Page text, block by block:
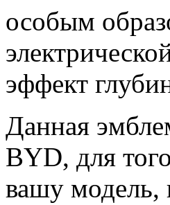
особым
эффект
Данная
BYD, для
вашу модель,